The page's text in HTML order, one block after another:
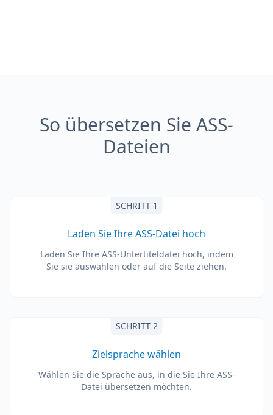
So übersetzen Sie ASS-
Dateien
SCHRITT 1
Laden Sie Ihre ASS-Datei hoch
Laden Sie Ihre ASS-Untertiteldatei hoch, indem
Sie sie auswählen oder auf die Seite ziehen.
SCHRITT 2
Zielsprache wählen
Wählen Sie die Sprache aus, in die Sie Ihre ASS-
Datei übersetzen möchten.